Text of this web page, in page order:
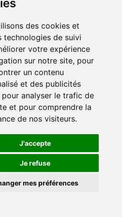
des cookies et
technologies de suivi
votre expérience
sur notre site, pour
un contenu
et des publicités
pour analyser le trafic de
et pour comprendre la
de nos visiteurs.
J'accepte
Je refuse
mes préférences